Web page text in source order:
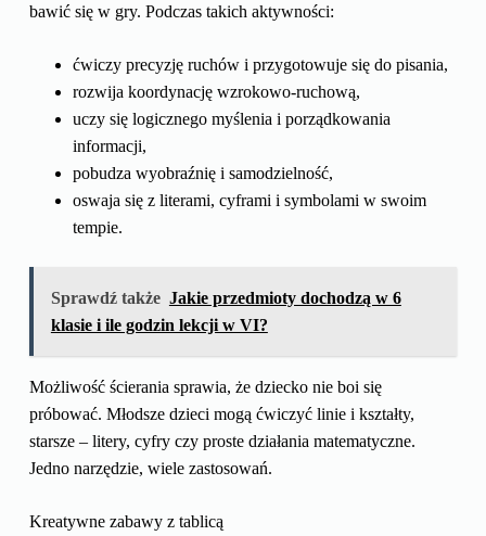
bawić się w gry. Podczas takich aktywności:
ćwiczy precyzję ruchów i przygotowuje się do pisania,
rozwija koordynację wzrokowo-ruchową,
uczy się logicznego myślenia i porządkowania
informacji,
pobudza wyobraźnię i samodzielność,
oswaja się z literami, cyframi i symbolami w swoim
tempie.
Sprawdź także Jakie przedmioty dochodzą w 6
klasie i ile godzin lekcji w VI?
Możliwość ścierania sprawia, że dziecko nie boi się
próbować. Młodsze dzieci mogą ćwiczyć linie i kształty,
starsze – litery, cyfry czy proste działania matematyczne.
Jedno narzędzie, wiele zastosowań.
Kreatywne zabawy z tablicą